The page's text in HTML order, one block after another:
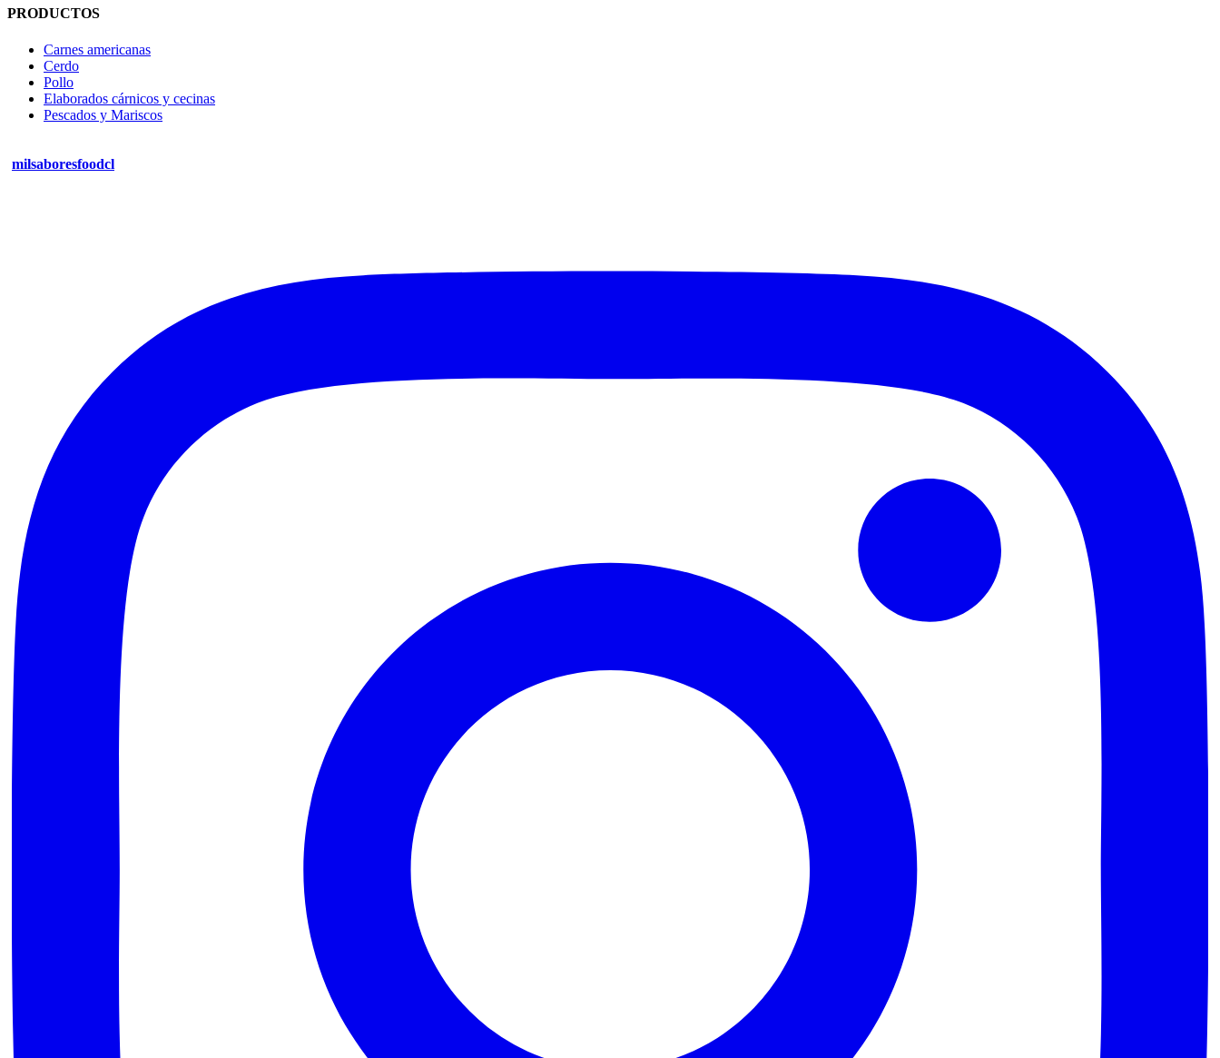
PRODUCTOS
Carnes americanas
Cerdo
Pollo
Elaborados cárnicos y cecinas
Pescados y Mariscos
milsaboresfoodcl